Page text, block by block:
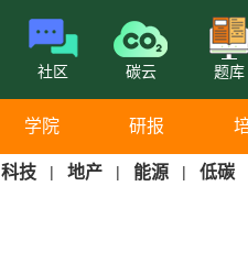
社区 碳云 题库
学院 研报
科技 | 地产 | 能源 | 低碳